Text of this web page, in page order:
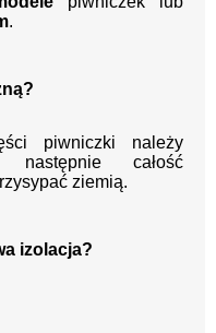
.
piwniczki należy
całość
ziemią.
izolacja?